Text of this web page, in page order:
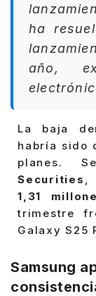
ha
año,
La baja
habría sido
planes.
Securities ,
1,31
trimestre
Galaxy S25
Samsung